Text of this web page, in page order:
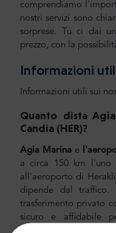
comprendiamo
nostri servizi sono
sorprese. Tu ci dai
prezzo, con la
Informazioni
Informazioni utili sui
Quanto dista
Candia (HER)?
Agia Marinae
a circa 150 km
all'aeroporto di
dipende dal traffico.
trasferimento privato
sicuro e affidabile